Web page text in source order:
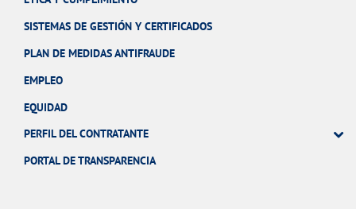
SISTEMAS DE GESTIÓN Y CERTIFICADOS
PLAN DE MEDIDAS ANTIFRAUDE
EMPLEO
EQUIDAD
PERFIL DEL CONTRATANTE
PORTAL DE TRANSPARENCIA